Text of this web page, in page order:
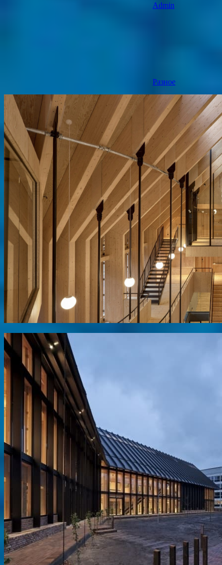
Admin
Разное